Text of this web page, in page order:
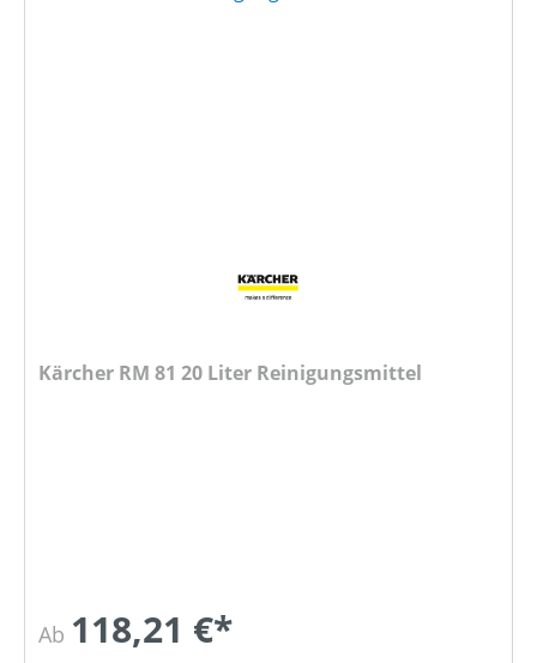
Kärcher RM 81 20 Liter Reinigungsmittel
Ab 118,21 €*